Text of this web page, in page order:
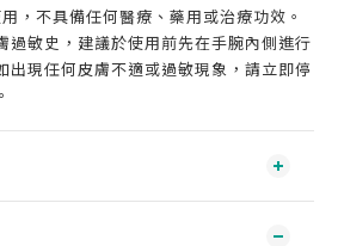
，不具備任何醫療、藥用或治療功效。
過敏史，建議於使用前先在手腕內側進行
出現任何皮膚不適或過敏現象，請立即停